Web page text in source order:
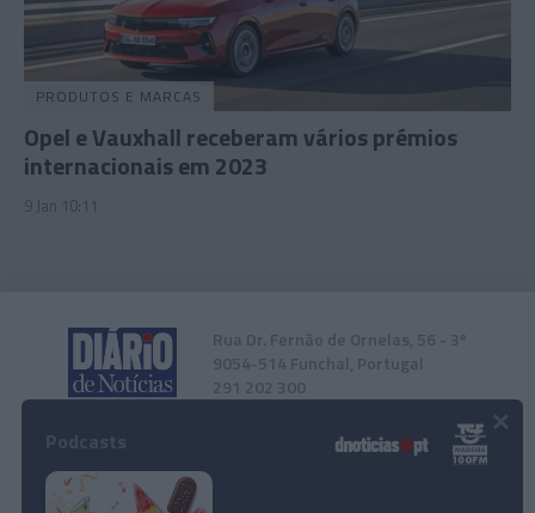
PRODUTOS E MARCAS
Opel e Vauxhall receberam vários prémios
internacionais em 2023
9 Jan 10:11
Rua Dr. Fernão de Ornelas, 56 - 3º
9054-514 Funchal, Portugal
291 202 300
Instale a nossa App ×